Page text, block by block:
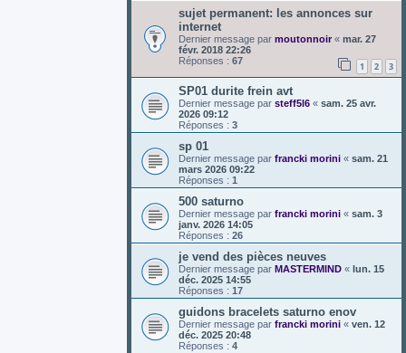
sujet permanent: les annonces sur
internet
Dernier message par moutonnoir « mar. 27
févr. 2018 22:26
Réponses : 67 1 2 3
SP01 durite frein avt
Dernier message par steff5l6 « sam. 25 avr.
2026 09:12
Réponses : 3
sp 01
Dernier message par francki morini « sam. 21
mars 2026 09:22
Réponses : 1
500 saturno
Dernier message par francki morini « sam. 3
janv. 2026 14:05
Réponses : 26
je vend des pièces neuves
Dernier message par MASTERMIND « lun. 15
déc. 2025 14:55
Réponses : 17
guidons bracelets saturno enov
Dernier message par francki morini « ven. 12
déc. 2025 20:48
Réponses : 4